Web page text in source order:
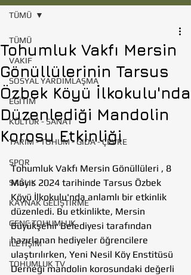
TÜMÜ
VAKIF
SOSYAL YARDIMLAŞMA
EĞİTİM
KÜLTÜR - SANAT
TARIM - TOHUM - GIDA - ÇEVRE
SPOR
SAĞLIK
KAYNAK GELİŞTİRME
GENÇ TOHUMLUK
İLETİŞİM
TOHUMLUK TV
TÜMÜ
Tohumluk Vakfı Mersin
Gönüllülerinin Tarsus
Özbek Köyü İlkokulu'nda
Düzenlediği Mandolin
Korosu Etkinliği
Tohumluk Vakfı Mersin Gönüllüleri , 8
Mayıs 2024 tarihinde Tarsus Özbek
Köyü İlkokulu'nda anlamlı bir etkinlik
düzenledi. Bu etkinlikte, Mersin
Büyükşehir Belediyesi tarafından
hazırlanan hediyeler öğrencilere
ulaştırılırken, Yeni Nesil Köy Enstitüsü
Derneği mandolin korosundaki değerli